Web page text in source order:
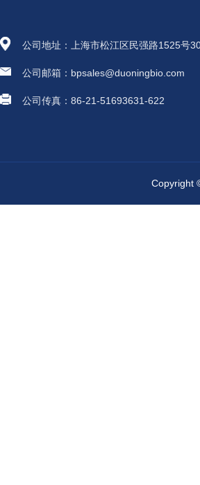
公司地址：上海市松江区民强路1525号
公司邮箱：bpsales@duoningbio.com
公司传真：86-21-51693631-622
Copyright